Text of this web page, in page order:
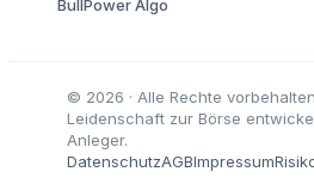
BullPower Algo
© 2026 · Alle Rechte
Leidenschaft zur Börse
Anleger.
DatenschutzAGBImpressum